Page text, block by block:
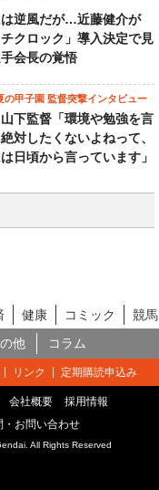
は逆風だが…近藤健介が
チクロック」導入決定で見
会長の覚悟
の甲子園 監督突撃インタビュー
下監督「環境や勉強を言
対したくないよねって、
日頃から言っています」
健康 コミック 競馬
他 コラム
リンク 定期購読申込み
会社概要
採用情報
・お問い合わせ
All Rights Reserved